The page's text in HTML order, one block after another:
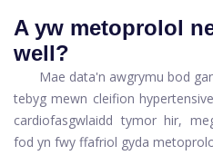
A yw metoprolol
well?
Mae data'n awgrymu bod
tebyg mewn cleifion
cardiofasgwlaidd tymor hir,
fod yn fwy ffafriol gyda